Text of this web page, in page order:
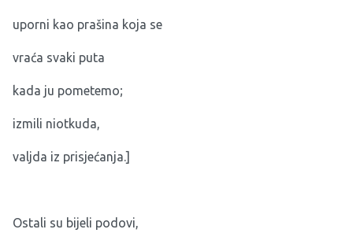
uporni kao prašina koja se
vraća svaki puta
kada ju pometemo;
izmili niotkuda,
valjda iz prisjećanja.]
Ostali su bijeli podovi,